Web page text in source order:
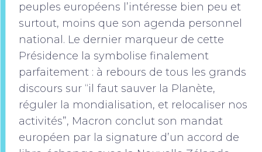
peuples européens l’intéresse bien peu et
surtout, moins que son agenda personnel
national. Le dernier marqueur de cette
Présidence la symbolise finalement
parfaitement : à rebours de tous les grands
discours sur “il faut sauver la Planète,
réguler la mondialisation, et relocaliser nos
activités”, Macron conclut son mandat
européen par la signature d’un accord de